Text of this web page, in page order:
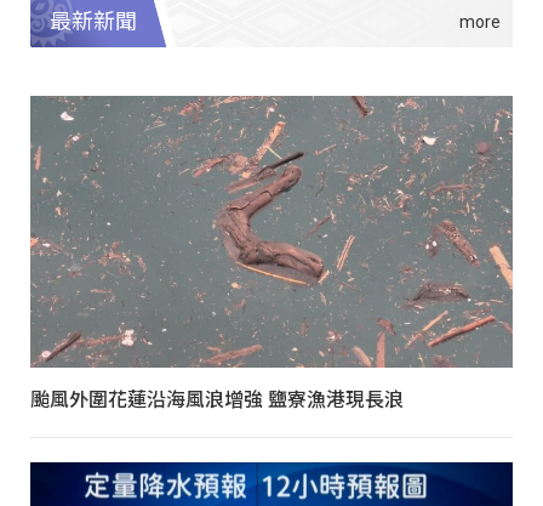
最新新聞
颱風外圍花蓮沿海風浪增強 鹽寮漁港現長浪